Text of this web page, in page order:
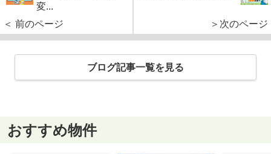
変...
＜ 前のページ
＞次のページ
ブログ記事一覧を見る
おすすめ物件